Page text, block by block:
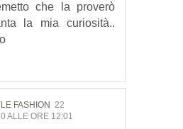
che la proverò
la mia curiosità..
FASHION 22
ALLE ORE 12:01